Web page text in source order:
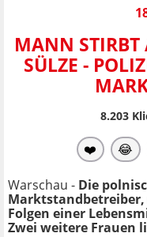
MANN STIRBT
SÜLZE -
8.203
❤️ 😂
Warschau - Die
Folgen einer
Zwei weitere Frauen